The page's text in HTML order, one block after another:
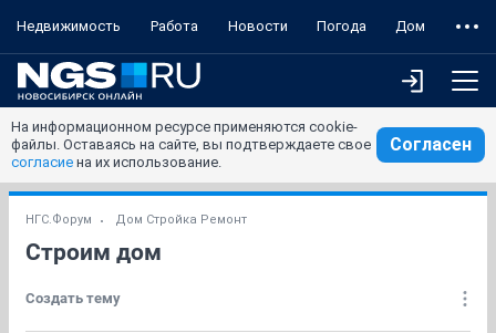
Недвижимость Работа Новости Погода Дом
На информационном ресурсе применяются cookie-
файлы. Оставаясь на сайте, вы подтверждаете свое
согласие на их использование.
Согласен
НГС.Форум Дом Стройка Ремонт
Строим дом
Создать тему